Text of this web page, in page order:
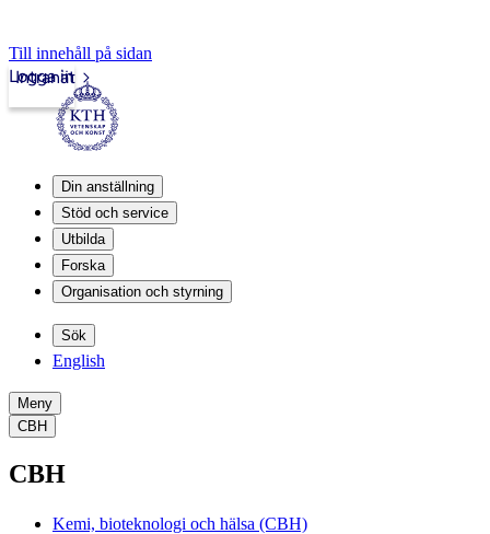
Till innehåll på sidan
Intranät
Logga in
Din anställning
Stöd och service
Utbilda
Forska
Organisation och styrning
Sök
English
Meny
CBH
CBH
Kemi, bioteknologi och hälsa (CBH)